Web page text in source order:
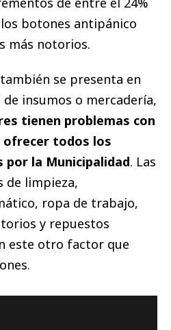
botones antipánico
más notorios.
se presenta en
insumos o mercadería,
tienen problemas con
ofrecer todos los
por la Municipalidad. Las
de limpieza,
ropa de trabajo,
y repuestos
este otro factor que